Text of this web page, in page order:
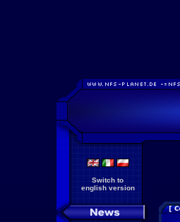
Switch to
english version